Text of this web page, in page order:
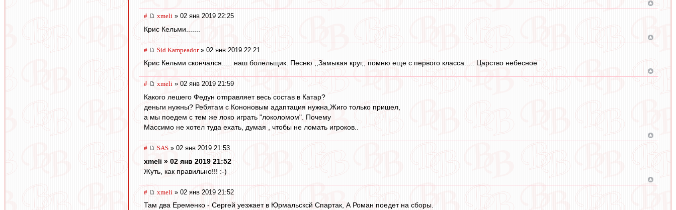
# xmeli » 02 янв 2019 22:25
Крис Кельми.......
# Sid Kampeador» 02 янв 2019 22:21
Крис Кельми скончался..... наш болельщик. Песню ,,Замыкая круг,, помню еще с первого класса..... Царство небесное
# xmeli » 02 янв 2019 21:59
Какого лешего Федун отправляет весь состав в Катар?
деньги нужны? Ребятам с Кононовым адаптация нужна,Жиго только пришел,
а мы поедем с тем же локо играть "локоломом". Почему
Массимо не хотел туда ехать, думая , чтобы не ломать игроков..
# SAS » 02 янв 2019 21:53
xmeli » 02 янв 2019 21:52
Жуть, как правильно!!! :-)
# xmeli » 02 янв 2019 21:52
Там два Еременко - Сергей уезжает в Юрмальсксй Спартак, А Роман поедет на сборы.